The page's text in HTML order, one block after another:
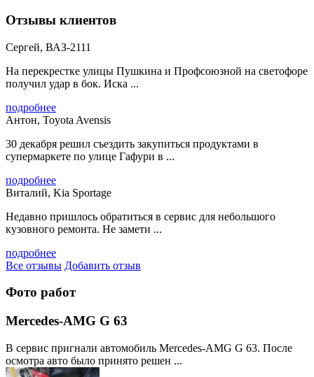
Отзывы клиентов
Сергей, ВАЗ-2111
На перекрестке улицы Пушкина и Профсоюзной на светофоре
получил удар в бок. Иска ...
подробнее
Антон, Toyota Avensis
30 декабря решил съездить закупиться продуктами в
супермаркете по улице Гафури в ...
подробнее
Виталий, Kia Sportage
Недавно пришлось обратиться в сервис для небольшого
кузовного ремонта. Не замети ...
подробнее
Все отзывы Добавить отзыв
Фото работ
Mercedes-AMG G 63
В сервис пригнали автомобиль Mercedes-AMG G 63. После
осмотра авто было принято решен ...